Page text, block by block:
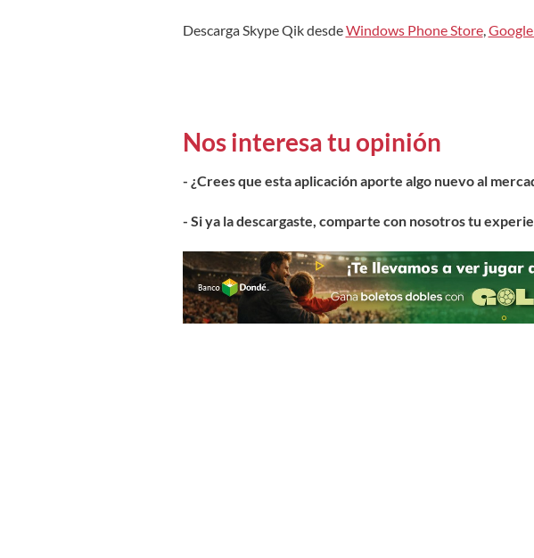
Descarga Skype Qik desdeWindows Phone Store,
Nos interesa tu opinión
- ¿Crees que esta aplicación aporte algo nuevo al
- Si ya la descargaste, comparte con nosotros tu